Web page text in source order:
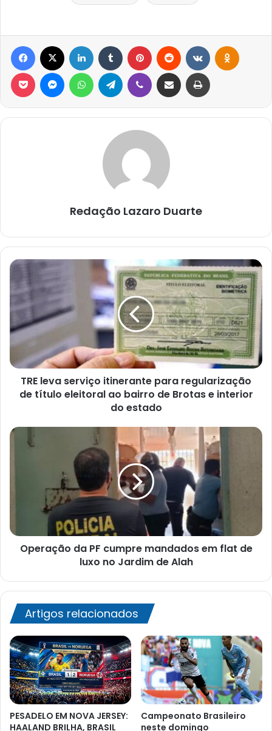
Facebook Linkedin Tumblr Pinterest Reddit
Pocket MessengerWhatsAppTelegram Viber Compartilhar via e-mail Imprimir
Redação Lazaro Duarte
TRE
serviço
itinerante
regularização
eleitoral
bairro
e
interior
TRE leva serviço itinerante para regularização
de título eleitoral ao bairro de Brotas e interior
do estado
Operação
luxo
Operação da PF cumpre mandados em flat de
luxo no Jardim de Alah
Artigos relacionados
PESADELO EM NOVA JERSEY:
HAALAND BRILHA, BRASIL
Campeonato Brasileiro
neste domingo